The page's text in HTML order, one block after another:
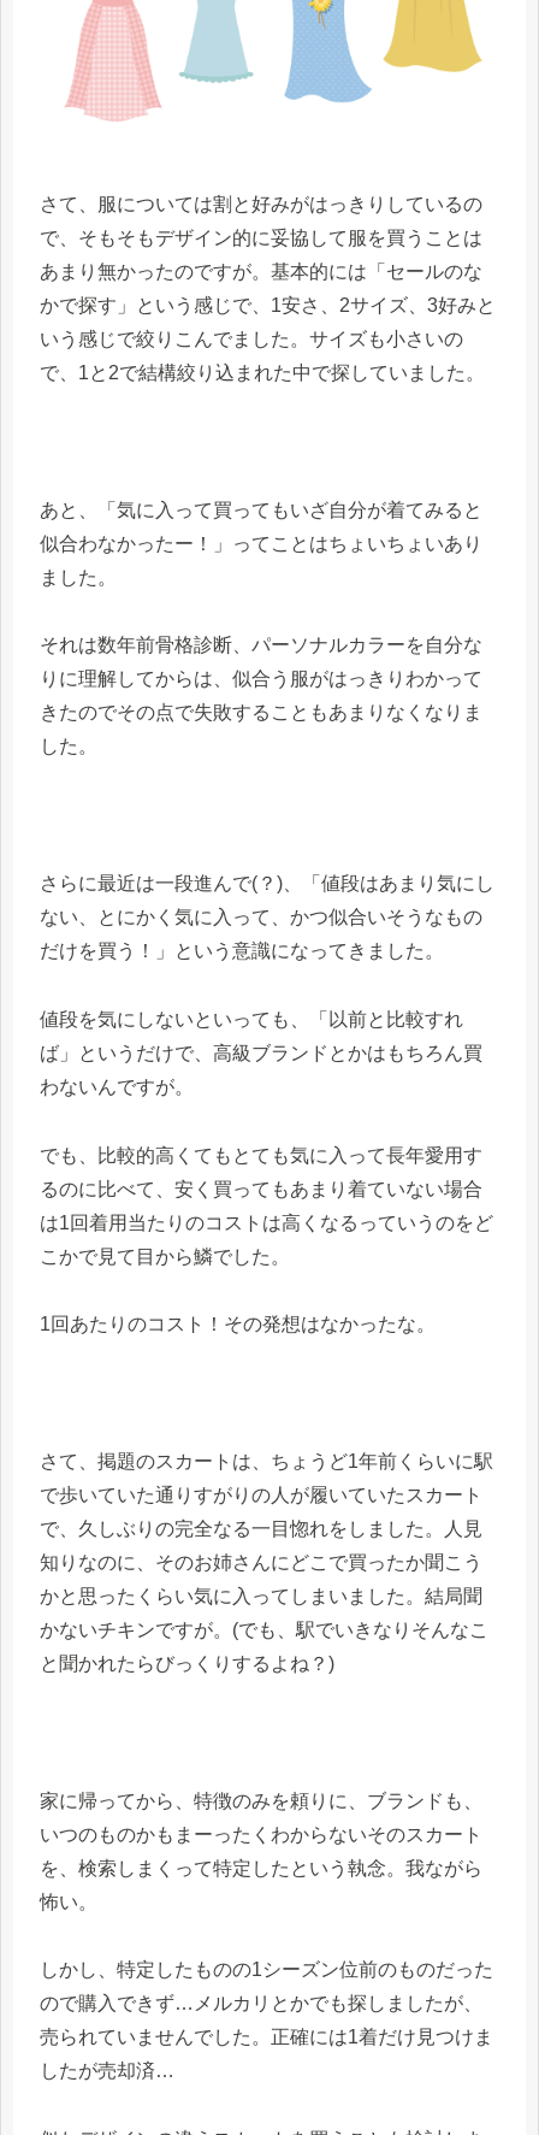
さて、服については割と好みがはっきりしているの
で、そもそもデザイン的に妥協して服を買うことは
あまり無かったのですが。基本的には「セールのな
かで探す」という感じで、1安さ、2サイズ、3好みと
いう感じで絞りこんでました。サイズも小さいの
で、1と2で結構絞り込まれた中で探していました。
あと、「気に入って買ってもいざ自分が着てみると
似合わなかったー！」ってことはちょいちょいあり
ました。
それは数年前骨格診断、パーソナルカラーを自分な
りに理解してからは、似合う服がはっきりわかって
きたのでその点で失敗することもあまりなくなりま
した。
さらに最近は一段進んで(？)、「値段はあまり気にし
ない、とにかく気に入って、かつ似合いそうなもの
だけを買う！」という意識になってきました。
値段を気にしないといっても、「以前と比較すれ
ば」というだけで、高級ブランドとかはもちろん買
わないんですが。
でも、比較的高くてもとても気に入って長年愛用す
るのに比べて、安く買ってもあまり着ていない場合
は1回着用当たりのコストは高くなるっていうのをど
こかで見て目から鱗でした。
1回あたりのコスト！その発想はなかったな。
さて、掲題のスカートは、ちょうど1年前くらいに駅
で歩いていた通りすがりの人が履いていたスカート
で、久しぶりの完全なる一目惚れをしました。人見
知りなのに、そのお姉さんにどこで買ったか聞こう
かと思ったくらい気に入ってしまいました。結局聞
かないチキンですが。(でも、駅でいきなりそんなこ
と聞かれたらびっくりするよね？)
家に帰ってから、特徴のみを頼りに、ブランドも、
いつのものかもまーったくわからないそのスカート
を、検索しまくって特定したという執念。我ながら
怖い。
しかし、特定したものの1シーズン位前のものだった
ので購入できず…メルカリとかでも探しましたが、
売られていませんでした。正確には1着だけ見つけま
したが売却済…